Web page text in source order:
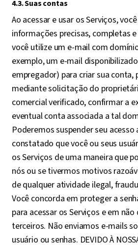
4.3. Suas contas
Ao acessar e usar os Serviços,
informações precisas, completas
você utilize um e-mail com
exemplo, um e-mail
empregador) para criar sua conta,
mediante solicitação do
comercial verificado, confirmar a
eventual conta associada a tal
Poderemos suspender seu
constatado que você ou seus
os Serviços de uma maneira que
nós ou se tivermos motivos
de qualquer atividade ilegal,
Você concorda em proteger a
para acessar os Serviços e em
terceiros. Não enviamos e-mails
usuário ou senhas. DEVIDO À